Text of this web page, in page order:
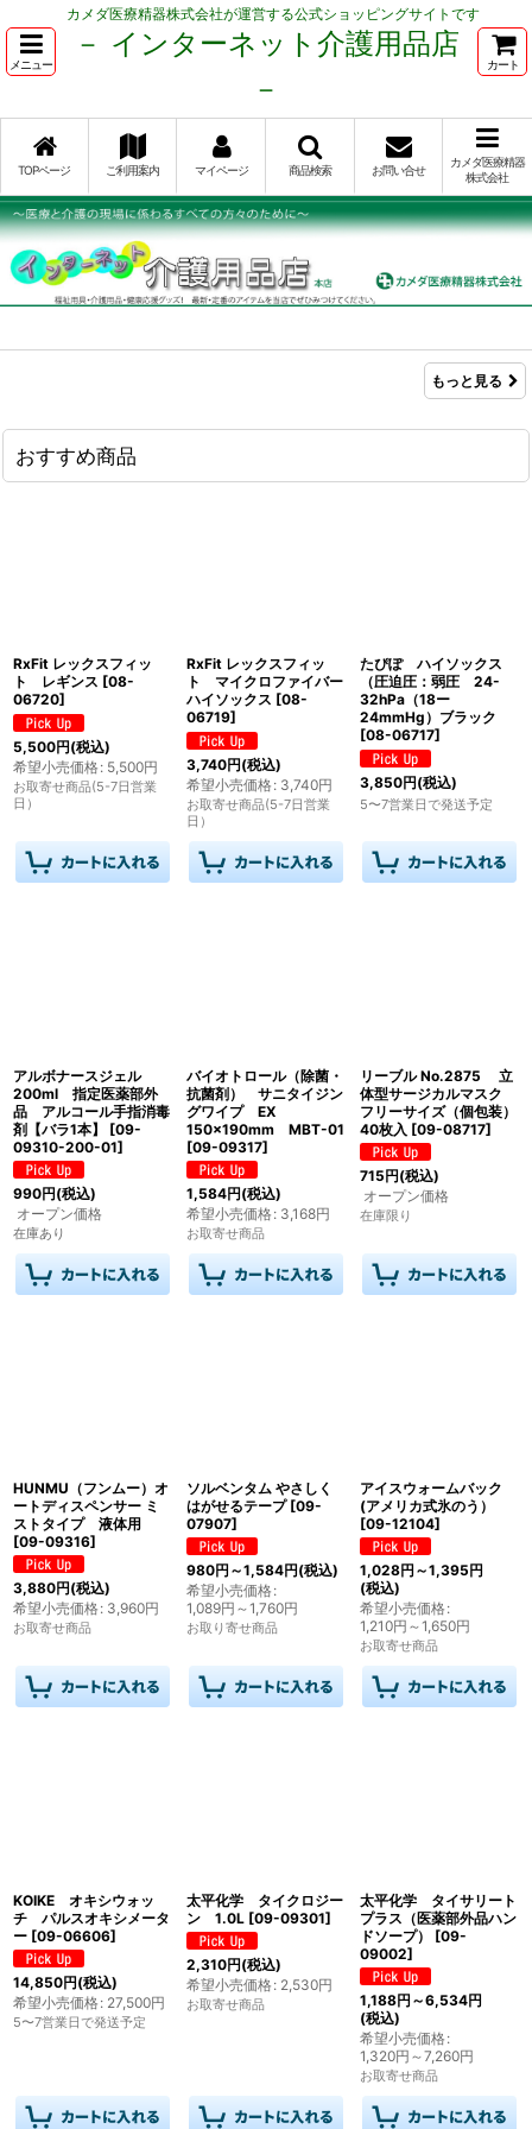
カメダ医療精器株式会社が運営する公式ショッピングサイトです
メニュー
－ インターネット介護用品店
－
カート
TOPページ ご利用案内 マイページ 商品検索 お問い合せ
カメダ医療精器
株式会社
もっと見る
おすすめ商品
RxFit レックスフィッ
ト レギンス [08-
06720]
5,500円(税込)
希望小売価格: 5,500円
お取寄せ商品(5-7日営業
日）
RxFit レックスフィッ
ト マイクロファイバー
ハイソックス [08-
06719]
3,740円(税込)
希望小売価格: 3,740円
お取寄せ商品(5-7日営業
日）
たぴぽ ハイソックス
（圧迫圧：弱圧 24-
32hPa（18ー
24mmHg）ブラック
[08-06717]
3,850円(税込)
5〜7営業日で発送予定
アルボナースジェル
200ml 指定医薬部外
品 アルコール手指消毒
剤【バラ1本】
[09-
09310-200-01]
990円(税込)
オープン価格
在庫あり
バイオトロール（除菌・
抗菌剤） サニタイジン
グワイプ EX
150×190mm MBT-01
[09-09317]
1,584円(税込)
希望小売価格: 3,168円
お取寄せ商品
リーブル No.2875 立
体型サージカルマスク
フリーサイズ（個包装）
40枚入 [09-08717]
715円(税込)
オープン価格
在庫限り
HUNMU（フンムー）オ
ートディスペンサー ミ
ストタイプ 液体用
[09-09316]
3,880円(税込)
希望小売価格: 3,960円
お取寄せ商品
ソルベンタム やさしく
はがせるテープ [09-
07907]
980円 ～1,584円(税込)
希望小売価格:
1,089円 ～1,760円
お取り寄せ商品
アイスウォームバック
(アメリカ式氷のう）
[09-12104]
1,028円 ～1,395円
(税込)
希望小売価格:
1,210円 ～1,650円
お取寄せ商品
KOIKE オキシウォッ
チ パルスオキシメータ
ー [09-06606]
14,850円(税込)
希望小売価格: 27,500円
5〜7営業日で発送予定
太平化学 タイクロジー
ン 1.0L [09-09301]
2,310円(税込)
希望小売価格: 2,530円
お取寄せ商品
太平化学 タイサリート
プラス（医薬部外品ハン
ドソープ）
[09-
09002]
1,188円 ～6,534円
(税込)
希望小売価格:
1,320円 ～7,260円
お取寄せ商品